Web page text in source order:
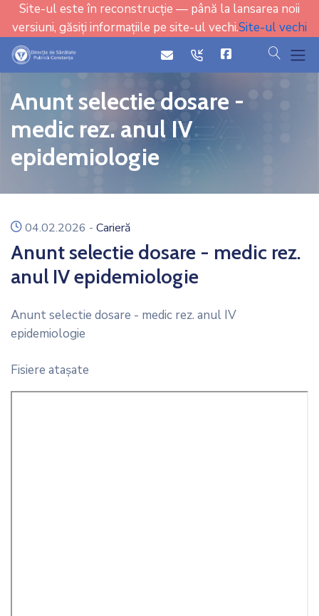
Site-ul este în reconstrucție — până la lansarea noii
versiuni, găsiți informațiile pe site-ul vechi.Site-ul vechi
iconicon cauta
Anunt selectie dosare -
medic rez. anul IV
epidemiologie
icon
04.02.2026 - Carieră
Anunt selectie dosare - medic rez.
anul IV epidemiologie
Anunt selectie dosare - medic rez. anul IV
epidemiologie
Fisiere ataşate